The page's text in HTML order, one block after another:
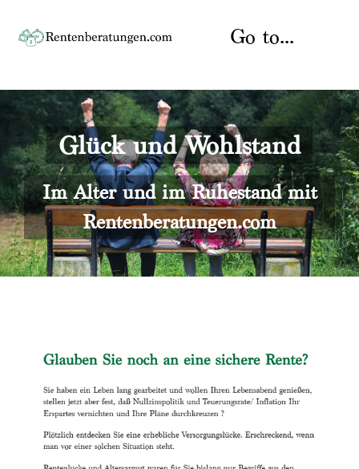
content
Go to...
Startseite
Rente
Rentenberater
Rentenversicherung
Versicherungsberatung
Über uns
Kontakt
Glück und Wohlstand
Im Alter und im Ruhestand mit
Rentenberatungen.com